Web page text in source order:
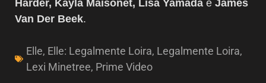
Harder, Kayla Maisonet, Lisa Yamada e James
Van Der Beek.
Elle, Elle: Legalmente Loira, Legalmente Loira,
Lexi Minetree, Prime Video